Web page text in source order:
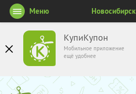
КупиКупон
Мобильное приложение
ещё удобнее
Меню Новосибирск